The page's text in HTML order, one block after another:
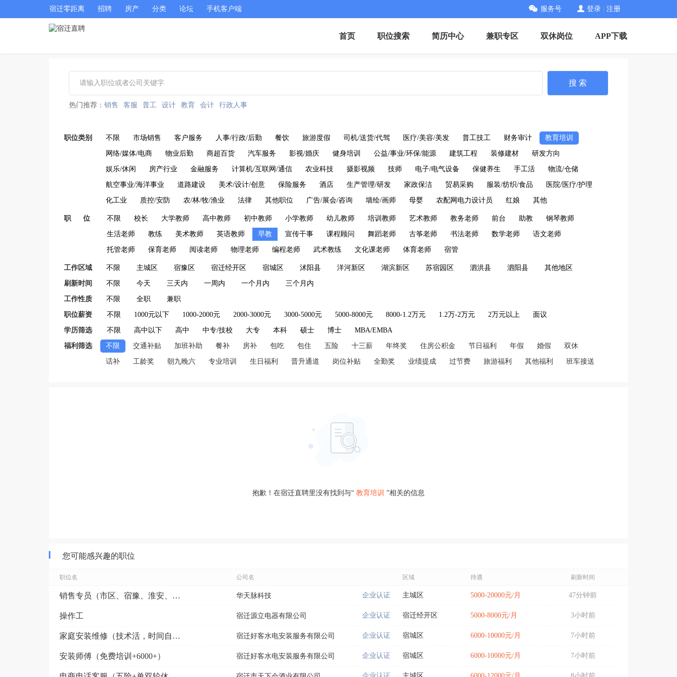
宿迁零距离 招聘 房产 分类 论坛 手机客户端 服务号 登录 注册
首页 职位搜索 简历中心 兼职专区 双休岗位 APP下载
搜 索
热门推荐： 销售 客服 普工 设计 教育 会计 行政人事
职位类别 不限 市场销售 客户服务 人事/行政/后勤 餐饮 旅游度假 司机/送货/代驾 医疗/美容/美发 普工技工 财务审计 教育培训
网络/媒体/电商 物业后勤 商超百货 汽车服务 影视/婚庆 健身培训 公益/事业/环保/能源 建筑工程 装修建材 研发方向
娱乐/休闲 房产行业 金融服务 计算机/互联网/通信 农业科技 摄影视频 技师 电子/电气设备 保健养生 手工活 物流/仓储
航空事业/海洋事业 道路建设 美术/设计/创意 保险服务 酒店 生产管理/研发 家政保洁 贸易采购 服装/纺织/食品 医院/医疗/护理
化工业 质控/安防 农/林/牧/渔业 法律 其他职位 广告/展会/咨询 墙绘/画师 母婴 农配网电力设计员 红娘 其他
职 位 不限 校长 大学教师 高中教师 初中教师 小学教师 幼儿教师 培训教师 艺术教师 教务老师 前台 助教 钢琴教师
生活老师 教练 美术教师 英语教师 早教 宣传干事 课程顾问 舞蹈老师 古筝老师 书法老师 数学老师 语文老师
托管老师 保育老师 阅读老师 物理老师 编程老师 武术教练 文化课老师 体育老师 宿管
工作区域 不限 主城区 宿豫区 宿迁经开区 宿城区 沭阳县 洋河新区 湖滨新区 苏宿园区 泗洪县 泗阳县 其他地区
刷新时间 不限 今天 三天内 一周内 一个月内 三个月内
工作性质 不限 全职 兼职
职位薪资 不限 1000元以下 1000-2000元 2000-3000元 3000-5000元 5000-8000元 8000-1.2万元 1.2万-2万元 2万元以上 面议
学历筛选 不限 高中以下 高中 中专/技校 大专 本科 硕士 博士 MBA/EMBA
福利筛选 不限 交通补贴 加班补助 餐补 房补 包吃 包住 五险 十三薪 年终奖 住房公积金 节日福利 年假 婚假 双休
话补 工龄奖 朝九晚六 专业培训 生日福利 晋升通道 岗位补贴 全勤奖 业绩提成 过节费 旅游福利 其他福利 班车接送
抱歉！在宿迁直聘里没有找到与“ 教育培训 ”相关的信息
您可能感兴趣的职位
职位名 公司名 区域 待遇 刷新时间
销售专员（市区、宿豫、淮安、沭阳、泗阳、泗洪）（五险... 华天脉科技 企业认证 主城区 5000-20000元/月 47分钟前
操作工 宿迁源立电器有限公司 企业认证 宿迁经开区 5000-8000元/月 3小时前
家庭安装维修（技术活，时间自由） 宿迁好客水电安装服务有限公司 企业认证 宿城区 6000-10000元/月 7小时前
安装师傅（免费培训+6000+） 宿迁好客水电安装服务有限公司 企业认证 宿城区 6000-10000元/月 7小时前